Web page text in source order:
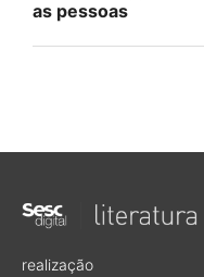
as pessoas
realização